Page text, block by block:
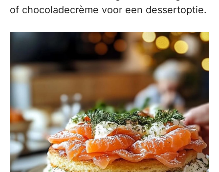
of chocoladecrème voor een dessertoptie.